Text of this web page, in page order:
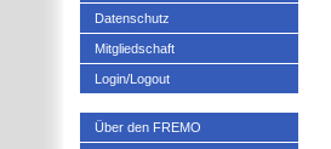
Datenschutz
Mitgliedschaft
Login/Logout
Über den FREMO